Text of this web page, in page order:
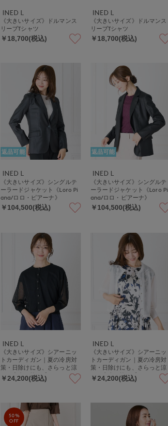
INED L
《大きいサイズ》ドルマンス
リーブTシャツ
￥18,700(税込)
INED L
《大きいサイズ》ドルマンス
リーブTシャツ
￥18,700(税込)
返品可能
INED L
《大きいサイズ》シングルテ
ーラードジャケット《Loro Pi
ana/ロロ・ピアーナ》
￥104,500(税込)
返品可能
INED L
《大きいサイズ》シングルテ
ーラードジャケット《Loro Pi
ana/ロロ・ピアーナ》
￥104,500(税込)
INED L
《大きいサイズ》シアーニッ
トカーディガン｜夏の冷房対
策・日除けにも、さらっと涼
しい大人の抜け感シアー
￥24,200(税込)
INED L
《大きいサイズ》シアーニッ
トカーディガン｜夏の冷房対
策・日除けにも、さらっと涼
しい大人の抜け感シアー
￥24,200(税込)
50%
OFF